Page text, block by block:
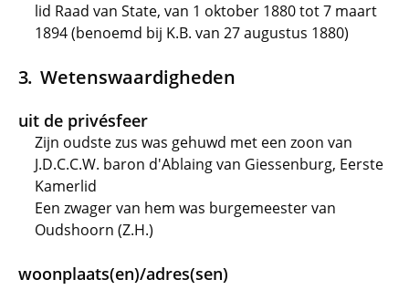
lid Raad van State, van 1 oktober 1880 tot 7 maart
1894 (benoemd bij K.B. van 27 augustus 1880)
Wetenswaardigheden
uit de privésfeer
Zijn oudste zus was gehuwd met een zoon van
J.D.C.C.W. baron d'Ablaing van Giessenburg, Eerste
Kamerlid
Een zwager van hem was burgemeester van
Oudshoorn (Z.H.)
woonplaats(en)/adres(sen)